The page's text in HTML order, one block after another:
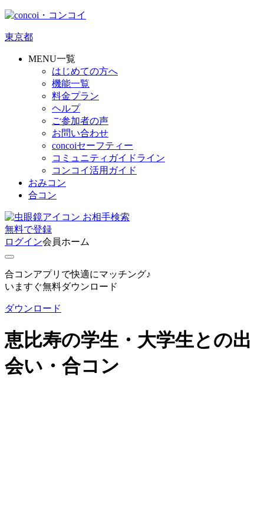
東京都
MENU一覧
はじめての方へ
機能一覧
料金プラン
ヘルプ
ご参加者の声
お問い合わせ
concoiセーフティー
コミュニティガイドライン
コンコイ活用ガイド
おみコン
合コン
お相手検索
無料で登録
ログイン会員ホーム
合コンアプリで快適にマッチング♪
いますぐ無料ダウンロード
ダウンロード
恵比寿の学生・大学生との出
会い・合コン